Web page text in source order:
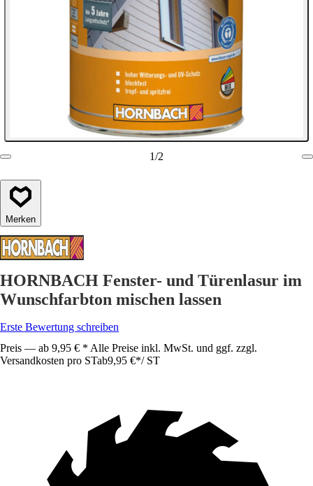
1/2
Merken
HORNBACH Fenster- und Türenlasur im
Wunschfarbton mischen lassen
Erste Bewertung schreiben
Preis — ab 9,95 € * Alle Preise inkl. MwSt. und ggf. zzgl.
Versandkosten pro STab9,95 €*/ ST